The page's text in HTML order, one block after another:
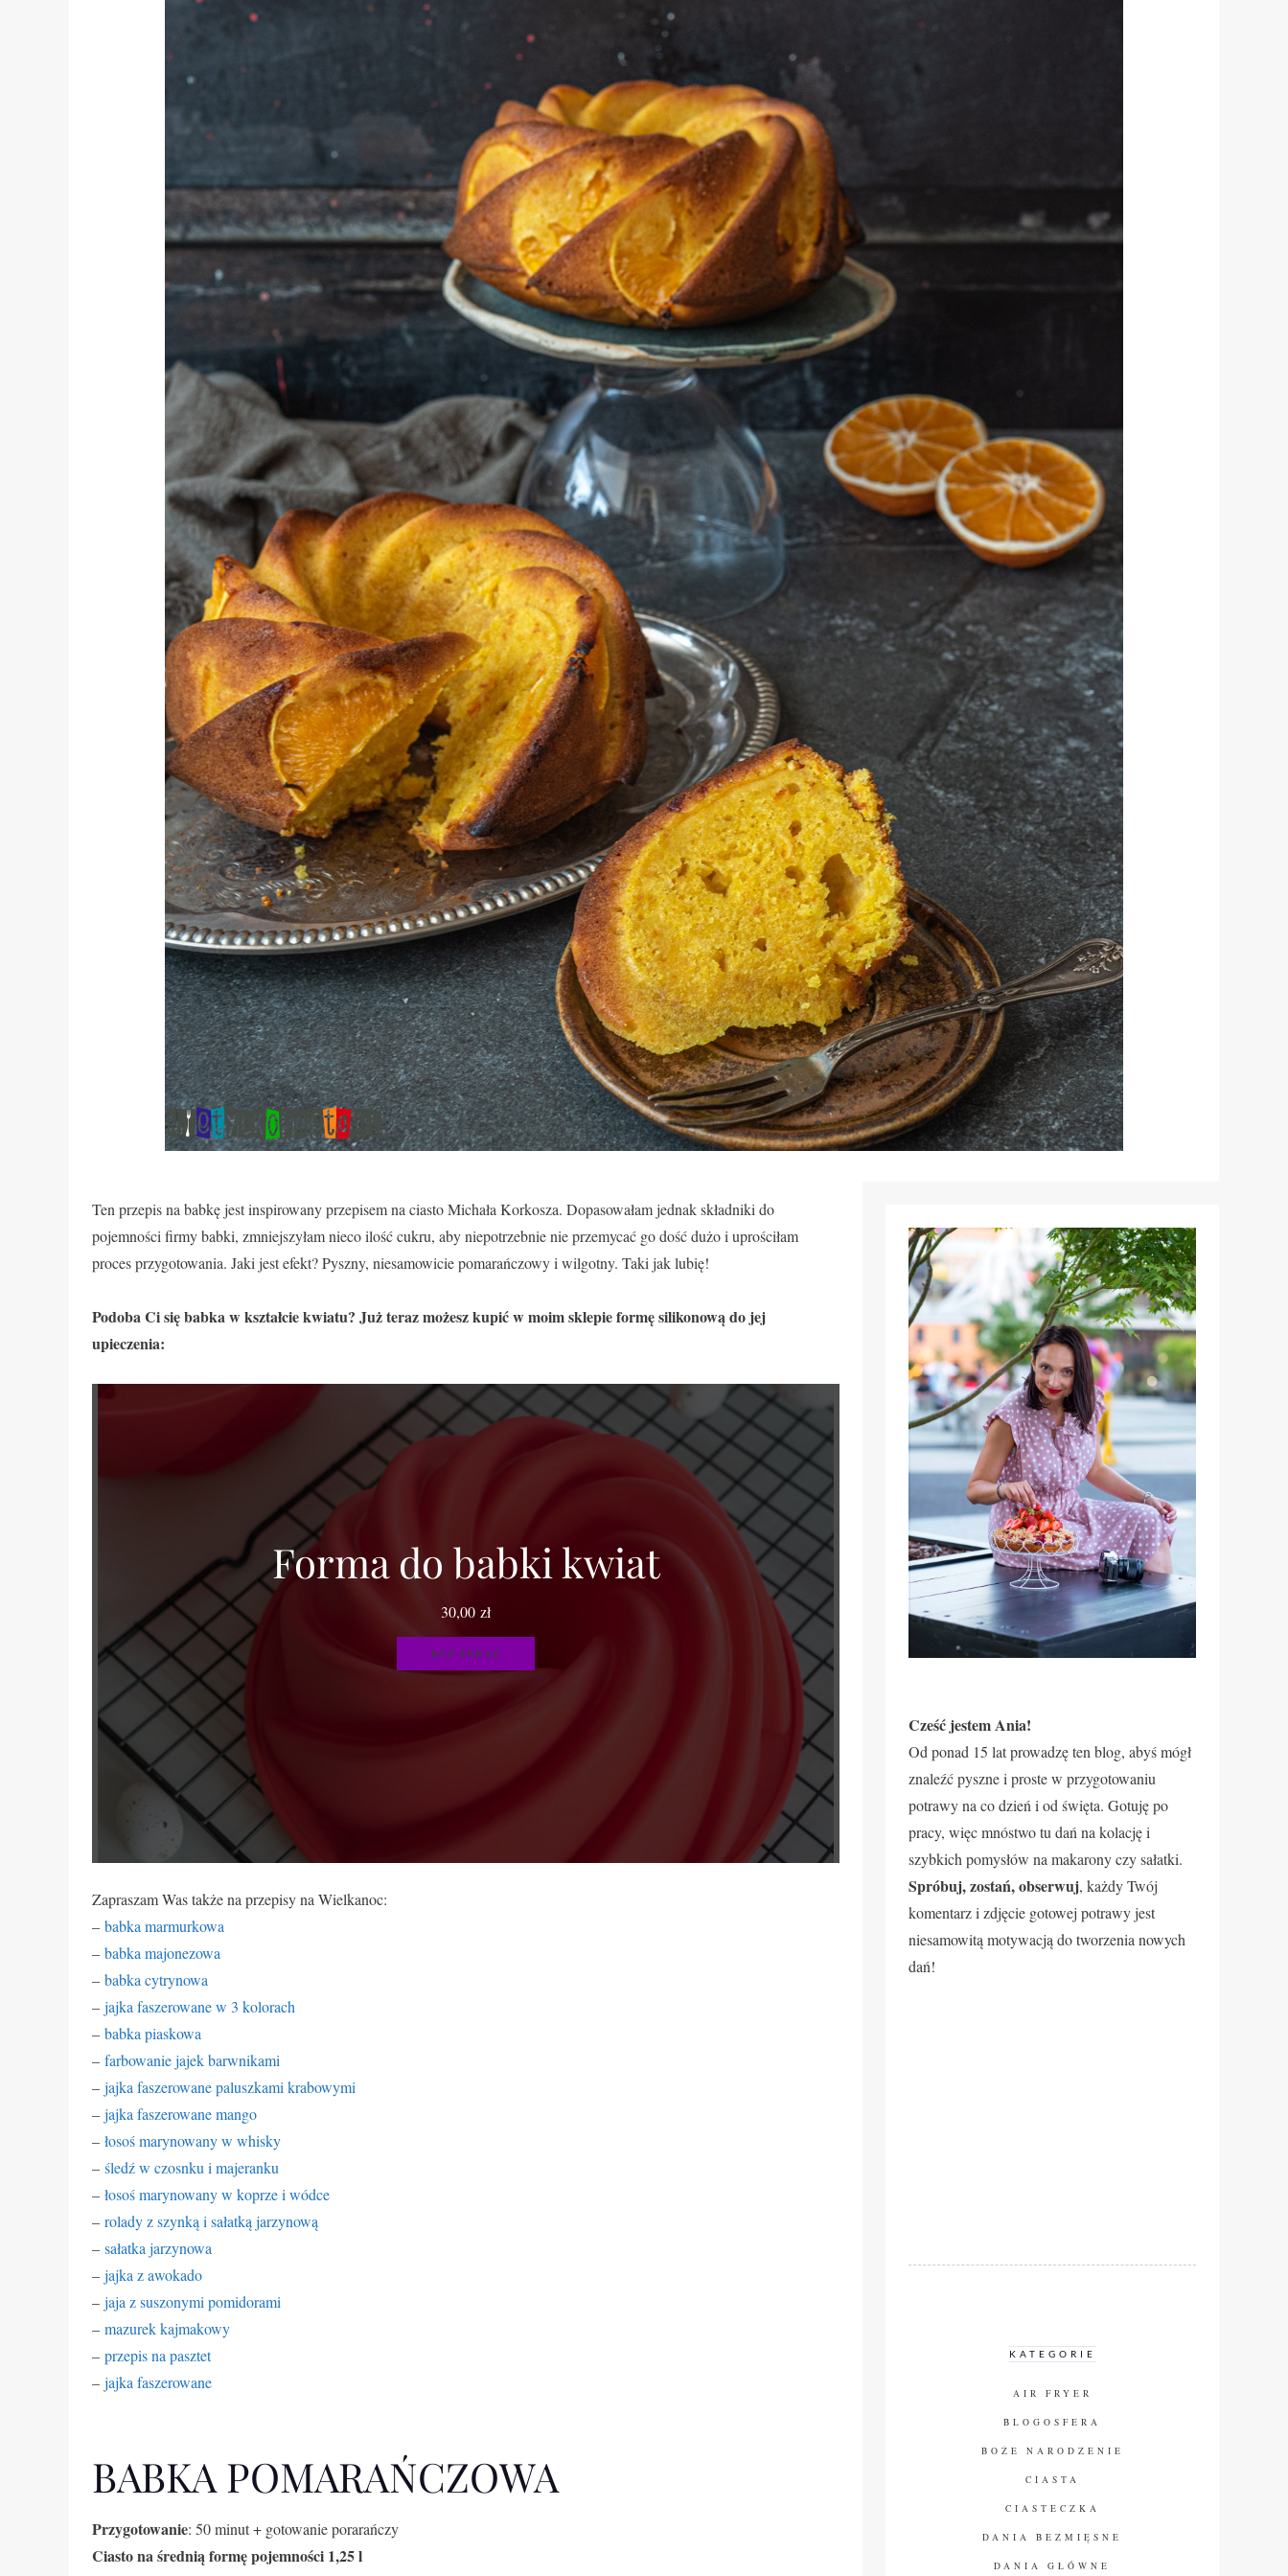
Ten przepis na babkę jest inspirowany przepisem na ciasto Michała Korkosza. Dopasowałam jednak składniki do
pojemności firmy babki, zmniejszyłam nieco ilość cukru, aby niepotrzebnie nie przemycać go dość dużo i uprościłam
proces przygotowania. Jaki jest efekt? Pyszny, niesamowicie pomarańczowy i wilgotny. Taki jak lubię!
Podoba Ci się babka w kształcie kwiatu? Już teraz możesz kupić w moim sklepie formę silikonową do jej
upieczenia:
Forma do babki kwiat
30,00 zł
KUP TERAZ
Zapraszam Was także na przepisy na Wielkanoc:
– babka marmurkowa
– babka majonezowa
– babka cytrynowa
– jajka faszerowane w 3 kolorach
– babka piaskowa
– farbowanie jajek barwnikami
– jajka faszerowane paluszkami krabowymi
– jajka faszerowane mango
– łosoś marynowany w whisky
– śledź w czosnku i majeranku
– łosoś marynowany w koprze i wódce
– rolady z szynką i sałatką jarzynową
– sałatka jarzynowa
– jajka z awokado
– jaja z suszonymi pomidorami
– mazurek kajmakowy
– przepis na pasztet
– jajka faszerowane
BABKA POMARAŃCZOWA
Przygotowanie: 50 minut + gotowanie porarańczy
Ciasto na średnią formę pojemności 1,25 l
Cześć jestem Ania!
Od ponad 15 lat prowadzę ten blog, abyś mógł
znaleźć pyszne i proste w przygotowaniu
potrawy na co dzień i od święta. Gotuję po
pracy, więc mnóstwo tu dań na kolację i
szybkich pomysłów na makarony czy sałatki.
Spróbuj, zostań, obserwuj, każdy Twój
komentarz i zdjęcie gotowej potrawy jest
niesamowitą motywacją do tworzenia nowych
dań!
KATEGORIE
AIR FRYER
BLOGOSFERA
BOŻE NARODZENIE
CIASTA
CIASTECZKA
DANIA BEZMIĘSNE
DANIA GŁÓWNE